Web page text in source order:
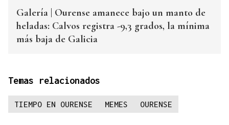
Galería | Ourense amanece bajo un manto de
heladas: Calvos registra -9,3 grados, la mínima
más baja de Galicia
Temas relacionados
TIEMPO EN OURENSE MEMES OURENSE